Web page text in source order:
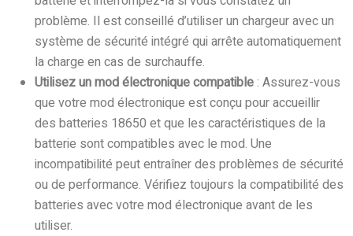
problème. Il est conseillé d’utiliser un chargeur avec un
système de sécurité intégré qui arrête automatiquement
la charge en cas de surchauffe.
Utilisez un mod électronique compatible: Assurez-vous
que votre mod électronique est conçu pour accueillir
des batteries 18650 et que les caractéristiques de la
batterie sont compatibles avec le mod. Une
incompatibilité peut entraîner des problèmes de sécurité
ou de performance. Vérifiez toujours la compatibilité des
batteries avec votre mod électronique avant de les
utiliser.